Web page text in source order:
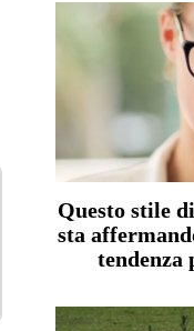
Questo stile
sta
tendenza